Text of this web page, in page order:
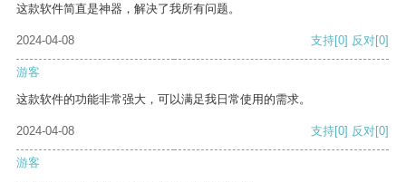
这款软件简直是神器，解决了我所有问题。
2024-04-08 支持[0] 反对[0]
游客
这款软件的功能非常强大，可以满足我日常使用的需求。
2024-04-08 支持[0] 反对[0]
游客